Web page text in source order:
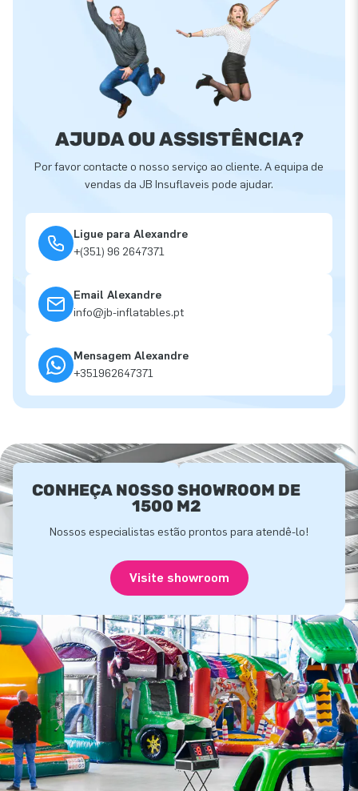
AJUDA OU ASSISTÊNCIA?
Por favor contacte o nosso serviço ao cliente. A equipa de
vendas da JB Insuflaveis pode ajudar.
Ligue para Alexandre
+(351) 96 2647371
Email Alexandre
info@jb-inflatables.pt
Mensagem Alexandre
+351962647371
CONHEÇA NOSSO SHOWROOM DE
1500 M2
Nossos especialistas estão prontos para atendê-lo!
Visite showroom